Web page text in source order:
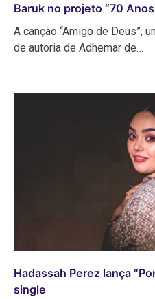
Baruk no projeto “70
A canção “Amigo de Deus”,
de autoria de Adhemar de…
Hadassah Perez lança
single